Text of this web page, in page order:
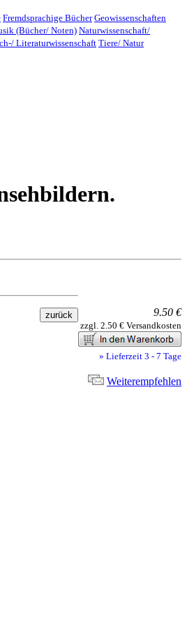
Fremdsprachige Bücher Geowissenschaften
(Bücher/ Noten)Naturwissenschaft/
Literaturwissenschaft Tiere/ Natur
9.50 €
zzgl. 2.50 € Versandkosten
» Lieferzeit 3 - 7 Tage
Weiterempfehlen